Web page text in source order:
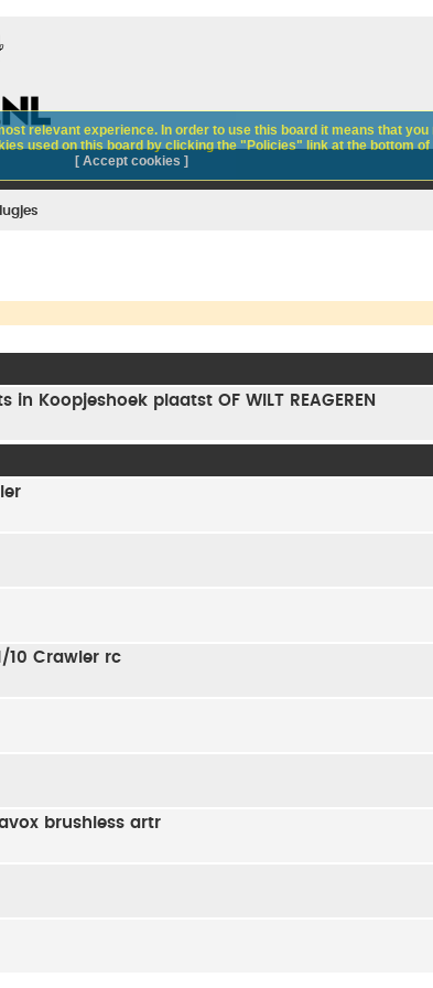
Koopjeshoek plaatst OF WILT REAGEREN
10 Crawler rc
brushless artr
relevant experience. In order to use this board it means that
used on this board by clicking the "Policies" link at the bottom of
[ Accept cookies ]